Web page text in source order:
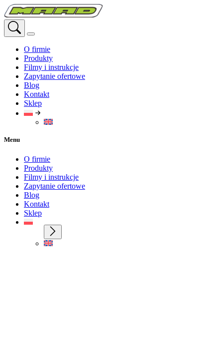
Przejdź
do
treści
O firmie
Produkty
Filmy i instrukcje
Zapytanie ofertowe
Blog
Kontakt
Sklep
Menu
O firmie
Produkty
Filmy i instrukcje
Zapytanie ofertowe
Blog
Kontakt
Sklep